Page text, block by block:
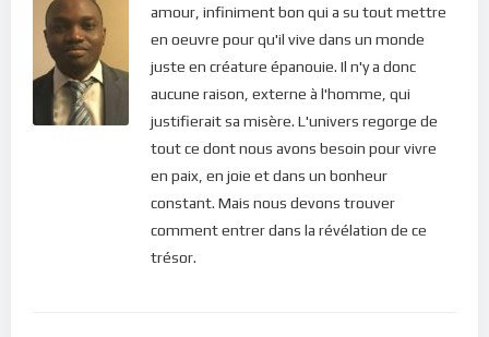
d’éviter de faire des calculs ou analyses au fur et à mesure que
nous écoutons d’autres personnes. Nous devons fixer notre
attention sur l’esprit du Seigneur en la personne qui nous
parle. Et, à travers lui, revenir dans l’instant présent. Ainsi, le
Saint-Esprit nous donnera la force d’écouter et la lumière
percer le sens des mots plutôt que de s’attarder sur les sons.
Alors, même si la personne est désagréable, notre coeur,
connecté à l’Esprit Saint, sera innondé des fleuves d’eau vive
qui déborderont sur notre entourage !
amour, infiniment bon qui a su tout mettre
en oeuvre pour qu'il vive dans un monde
juste en créature épanouie. Il n'y a donc
aucune raison, externe à l'homme, qui
justifierait sa misère. L'univers regorge de
tout ce dont nous avons besoin pour vivre
en paix, en joie et dans un bonheur
constant. Mais nous devons trouver
comment entrer dans la révélation de ce
trésor.